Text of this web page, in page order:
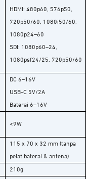
HDMI: 480p60, 576p50,
720p50/60, 1080i50/60,
1080p24–60
SDI: 1080p60–24,
1080psf24/25, 720p50/60
DC 6–16V
USB-C 5V/2A
Baterai 6–16V
<9W
115 x 70 x 32 mm (tanpa
pelat baterai & antena)
210g